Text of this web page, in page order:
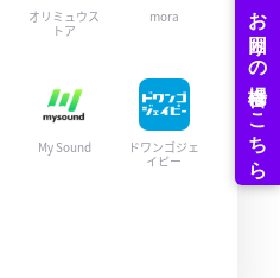
オリミュウス
トア
mora
My Sound
ドワンゴジェ
イピー